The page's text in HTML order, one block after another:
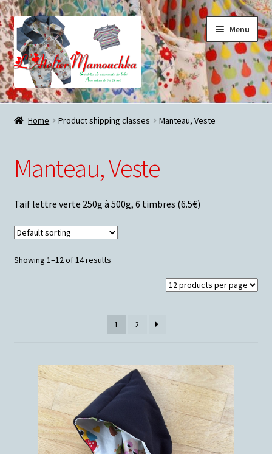
Aller
à
la
navigation
Aller
au
contenu
Menu
Accueil
Les vêtements de bébé de l’Atelier Mamouchka…
Commander…
Mon compte
Charte sur le respect de la vie privée
Votre droit de rétractation
Home Product shipping classes Manteau, Veste
Manteau, Veste
Taif lettre verte 250g à 500g, 6 timbres (6.5€)
Showing 1–12 of 14 results
1 2